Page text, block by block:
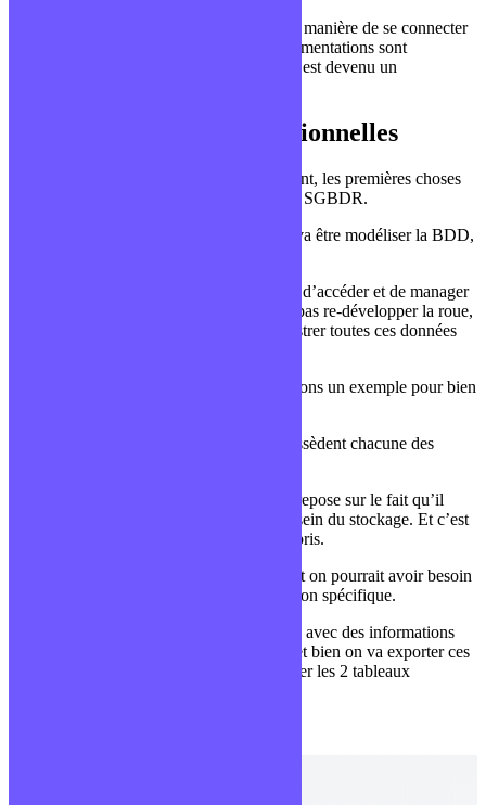
Chaque langage serveur possède sa propre manière de se connecter
à un stockage massif et structuré. Les documentations sont
relativement bien faites pour ce point car c’est devenu un
Les bases de données relationnelles
Quand on parle de base de données, souvent, les premières choses
que l’on entend sont les mots relationnel et SGBDR.
Le premier mot renvoie à la manière dont va être modéliser la BDD,
Le second mot renvoie à l’outil qui permet d’accéder et de manager
une banque de données, car oui, on ne va pas re-développer la roue,
il existe des outils qui permettent d’administrer toutes ces données
Revenons sur le modèle relationnel et prenons un exemple pour bien
La France est composée de régions qui possèdent chacune des
Le modèle de ce type de base de données repose sur le fait qu’il
existe la plupart du temps des relations au sein du stockage. Et c’est
exactement le cas dans l’exemple que j’ai pris.
Une ville appartiendra à une seule région et on pourrait avoir besoin
de récupérer toutes les villes selon une région spécifique.
Ainsi, plutôt que d’avoir un unique tableau avec des informations
redondantes et difficilement maintenables et bien on va exporter ces
informations dans un second tableau et relier les 2 tableaux